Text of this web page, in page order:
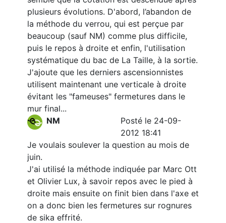
plusieurs évolutions. D'abord, l’abandon de
la méthode du verrou, qui est perçue par
beaucoup (sauf NM) comme plus difficile,
puis le repos à droite et enfin, l'utilisation
systématique du bac de La Taille, à la sortie.
J'ajoute que les derniers ascensionnistes
utilisent maintenant une verticale à droite
évitant les "fameuses" fermetures dans le
mur final...
NM
Posté le 24-09-
2012 18:41
Je voulais soulever la question au mois de
juin.
J'ai utilisé la méthode indiquée par Marc Ott
et Olivier Lux, à savoir repos avec le pied à
droite mais ensuite on finit bien dans l'axe et
on a donc bien les fermetures sur rognures
de sika effrité.